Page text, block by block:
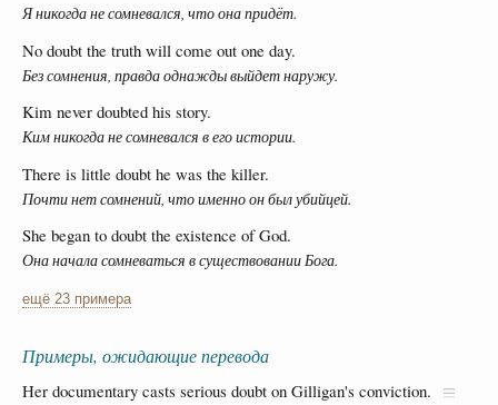
Я никогда не сомневался, что она придёт.
No doubt the truth will come out one day.
Без сомнения, правда однажды выйдет наружу.
Kim never doubted his story.
Ким никогда не сомневался в его истории.
There is little doubt he was the killer.
Почти нет сомнений, что именно он был убийцей.
She began to doubt the existence of God.
Она начала сомневаться в существовании Бога.
ещё 23 примера
Примеры, ожидающие перевода
Her documentary casts serious doubt on Gilligan's conviction.